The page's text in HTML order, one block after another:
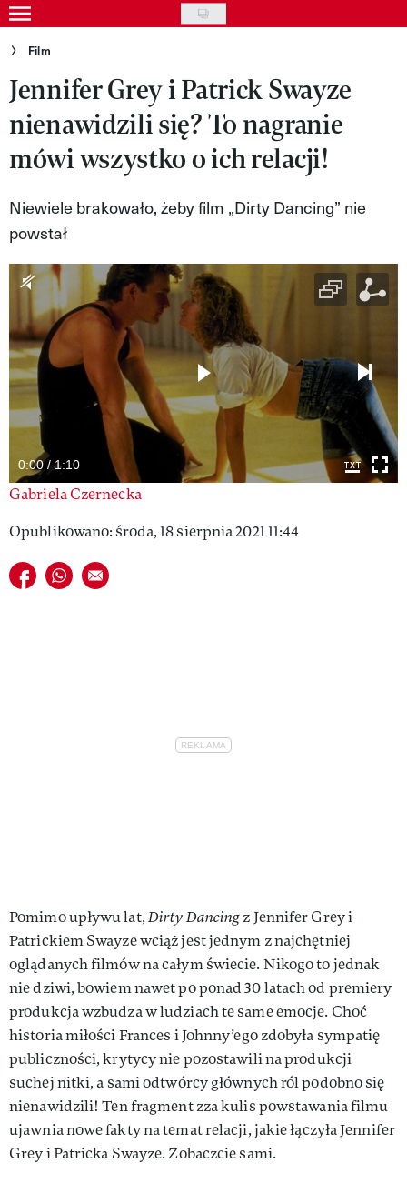
Skip
to
content
Gwiazdy
Ludzie
Moda
Uroda
Styl życia
Kultura
Wideo
Nasze akcje
VIVA!ART
VIVA!MODA
VIVA!LIFESTYLE
VIVA!MAN
VIVA!ITAKA
MAGAZYN VIVA!
Film
Jennifer Grey i Patrick Swayze
nienawidzili się? To nagranie
mówi wszystko o ich relacji!
Niewiele brakowało, żeby film „Dirty Dancing” nie
powstał
0:00 / 1:10
Gabriela Czernecka
Opublikowano: środa, 18 sierpnia 2021 11:44
Udostępnij na facebook
Udostępnij na whatsapp
E-mail do przyjaciela
Pomimo upływu lat,Dirty Dancingz Jennifer Grey i
Patrickiem Swayze wciąż jest jednym z najchętniej
oglądanych filmów na całym świecie. Nikogo to jednak
nie dziwi, bowiem nawet po ponad 30 latach od premiery
produkcja wzbudza w ludziach te same emocje. Choć
historia miłości Frances i Johnny’ego zdobyła sympatię
publiczności, krytycy nie pozostawili na produkcji
suchej nitki, a sami odtwórcy głównych ról podobno się
nienawidzili! Ten fragment zza kulis powstawania filmu
ujawnia nowe fakty na temat relacji, jakie łączyła Jennifer
Grey i Patricka Swayze. Zobaczcie sami.